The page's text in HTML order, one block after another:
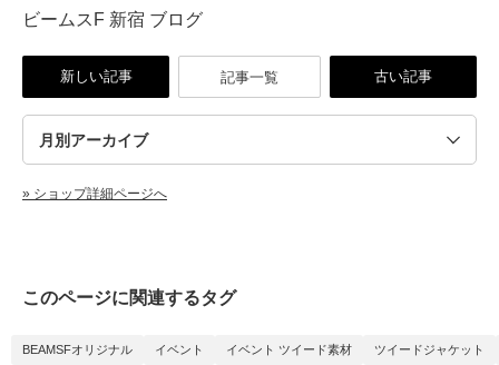
ビームスF 新宿 ブログ
新しい記事 記事一覧 古い記事
» ショップ詳細ページへ
このページに関連するタグ
BEAMSFオリジナル イベント イベント ツイード素材 ツイードジャケット